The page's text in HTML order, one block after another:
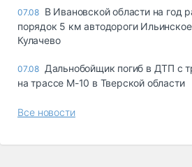
07.08 В Ивановской области на год
порядок 5 км автодороги
Кулачево
07.08 Дальнобойщик погиб в ДТП с
на трассе М-10 в Тверской области
Все новости